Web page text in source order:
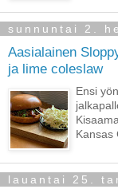
sunnuntai 2.
Aasialainen
ja lime coleslaw
Ensi
Kansas
lauantai 25.